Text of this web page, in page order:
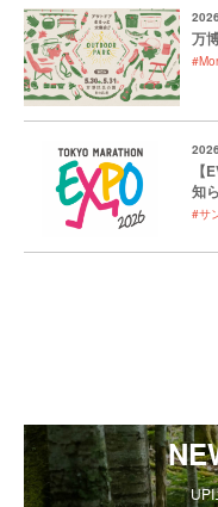
万
【
知
#サ
UPI